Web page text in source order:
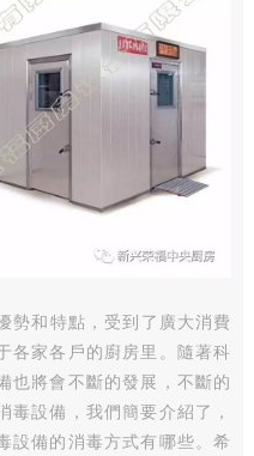
勢和特點，受到了廣大消費
各家各戶的廚房里。隨著科
也將會不斷的發展，不斷的
毒設備，我們簡要介紹了，
設備的消毒方式有哪些。希